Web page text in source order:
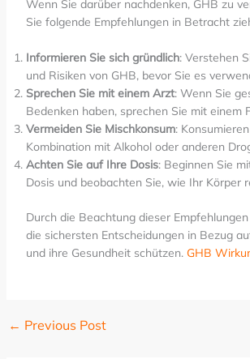
Wenn Sie darüber nachdenken, GHB zu
Sie folgende Empfehlungen in Betracht
Informieren Sie sich gründlich: Verstehen
und Risiken von GHB, bevor Sie es
Sprechen Sie mit einem Arzt: Wenn Sie
Bedenken haben, sprechen Sie mit einem
Vermeiden Sie Mischkonsum:
Kombination mit Alkohol oder anderen
Achten Sie auf Ihre Dosis: Beginnen Sie
Dosis und beobachten Sie, wie Ihr Körper
Durch die Beachtung dieser
die sichersten Entscheidungen in Bezug
und ihre Gesundheit schützen. GHB
← Previous Post